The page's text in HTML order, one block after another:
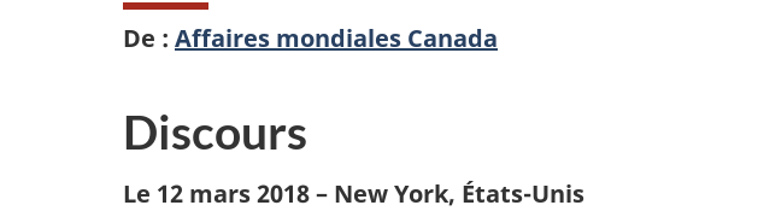
De : Affaires mondiales Canada
Discours
Le 12 mars 2018 – New York, États-Unis